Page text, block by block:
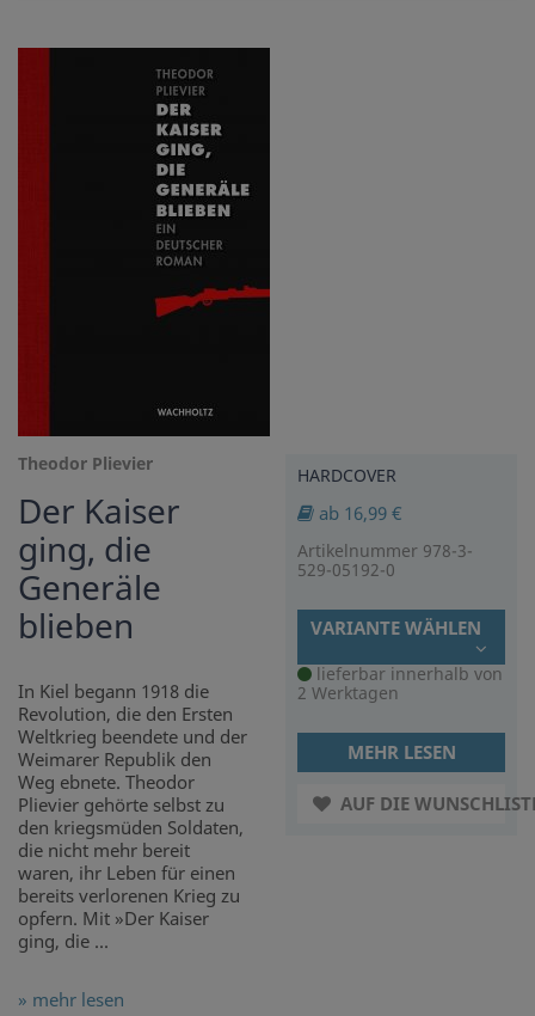
Theodor Plievier
Der Kaiser
ging, die
Generäle
blieben
In Kiel begann 1918 die
Revolution, die den Ersten
Weltkrieg beendete und der
Weimarer Republik den
Weg ebnete. Theodor
Plievier gehörte selbst zu
den kriegsmüden Soldaten,
die nicht mehr bereit
waren, ihr Leben für einen
bereits verlorenen Krieg zu
opfern. Mit »Der Kaiser
ging, die ...
» mehr lesen
HARDCOVER
ab 16,99 €
Artikelnummer 978-3-
529-05192-0
VARIANTE WÄHLEN
lieferbar innerhalb von
2 Werktagen
MEHR LESEN
AUF DIE